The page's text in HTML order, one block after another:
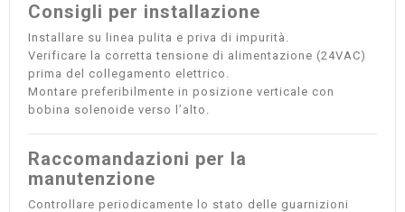
Consigli per installazione
Installare su linea pulita e priva di impurità.
Verificare la corretta tensione di alimentazione (24VAC)
prima del collegamento elettrico.
Montare preferibilmente in posizione verticale con
bobina solenoide verso l’alto.
Raccomandazioni per la
manutenzione
Controllare periodicamente lo stato delle guarnizioni